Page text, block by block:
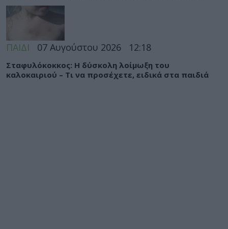
ΠΑΙΔΙ 07 Αυγούστου 2026 12:18
Σταφυλόκοκκος: Η δύσκολη λοίμωξη του
καλοκαιριού – Τι να προσέχετε, ειδικά στα παιδιά